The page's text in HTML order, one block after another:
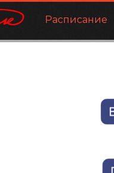
Расписание